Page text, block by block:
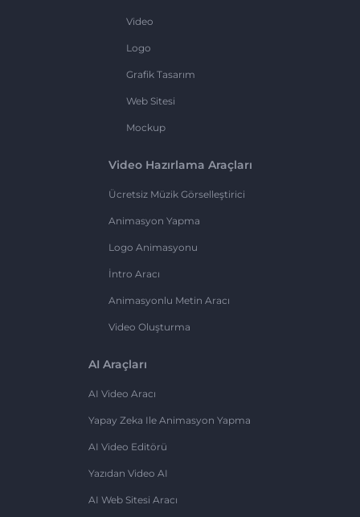
Video
Logo
Grafik Tasarım
Web Sitesi
Mockup
Video Hazırlama Araçları
Ücretsiz Müzik Görselleştirici
Animasyon Yapma
Logo Animasyonu
İntro Aracı
Animasyonlu Metin Aracı
Video Oluşturma
AI Araçları
AI Video Aracı
Yapay Zeka Ile Animasyon Yapma
AI Video Editörü
Yazıdan Video AI
AI Web Sitesi Aracı